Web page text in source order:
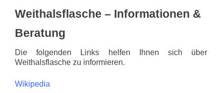
Weithalsflasche – Informationen &
Beratung
Die folgenden Links helfen Ihnen sich über
Weithalsflasche zu informieren.
Wikipedia